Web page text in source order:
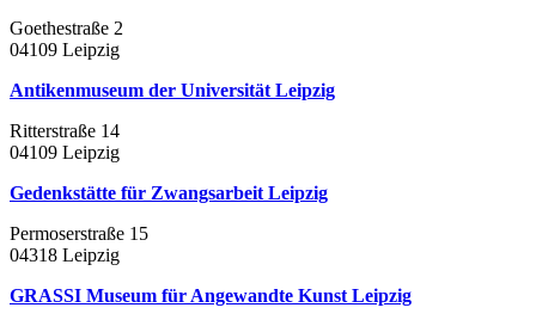
Goethestraße 2
04109 Leipzig
Antikenmuseum der Universität Leipzig
Ritterstraße 14
04109 Leipzig
Gedenkstätte für Zwangsarbeit Leipzig
Permoserstraße 15
04318 Leipzig
GRASSI Museum für Angewandte Kunst Leipzig